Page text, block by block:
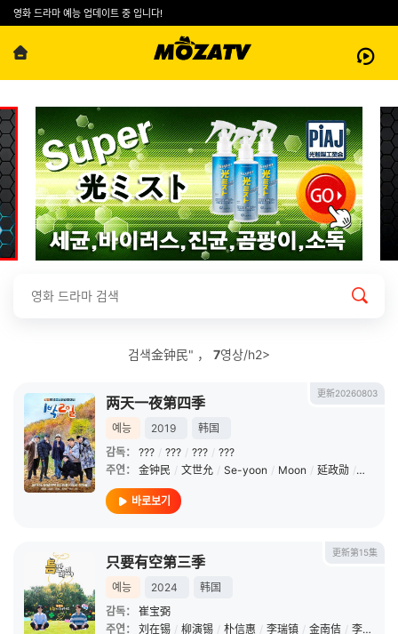
영화 드라마 예능 업데이트 중 입니다!
검색金钟民" ， 7영상/h2>
更新20260803
两天一夜第四季
예능 2019
韩国
감독：
??? / ??? / ??? / ???
주연：
金钟民 / 文世允 / Se-yoon / Moon / 延政勋 / 金宣虎
바로보기
更新第15集
只要有空第三季
예능 2024
韩国
감독：
崔宝弼
주연：
刘在锡 / 柳演锡 / 朴信惠 / 李瑞镇 / 金南佶 / 李荷妮